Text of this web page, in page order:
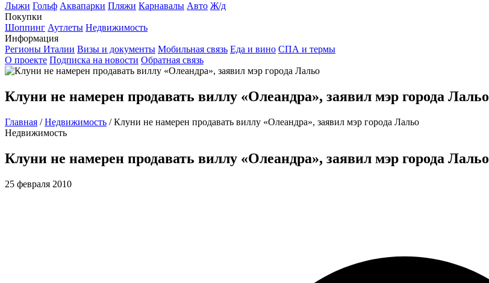
Лыжи Гольф Аквапарки Пляжи Карнавалы Авто Ж/д
Покупки
Шоппинг Аутлеты Недвижимость
Информация
Регионы Италии Визы и документы Мобильная связь Еда и вино СПА и термы
О проекте Подписка на новости Обратная связь
Клуни не намерен продавать виллу «Олеандра», заявил мэр города Лальо
Главная / Недвижимость / Клуни не намерен продавать виллу «Олеандра», заявил мэр города Лальо
Недвижимость
Клуни не намерен продавать виллу «Олеандра», заявил мэр города Лальо
25 февраля 2010